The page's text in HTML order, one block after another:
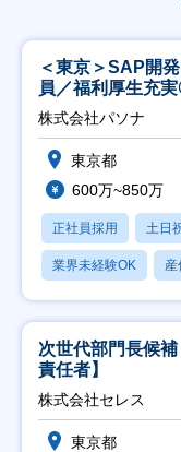
＜東京＞SAP開
員／福利厚生充実
株式会社パソナ
東京都
600万~850万
正社員採用 土日
業界未経験OK 産
次世代部門長候
責任者】
株式会社セレス
東京都